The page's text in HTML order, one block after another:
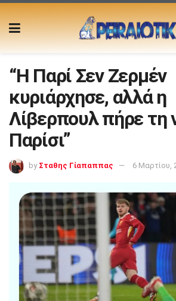
“Η Παρί Σεν Ζερμέν
κυριάρχησε, αλλά η
Λίβερπουλ πήρε τη
Παρίσι”
by Σταθης Γίαπαππας 6 Μαρτίου,